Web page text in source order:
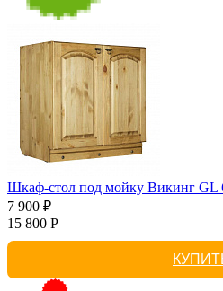
Шкаф-стол под мойку Викинг
7 900 ₽
15 800 Р